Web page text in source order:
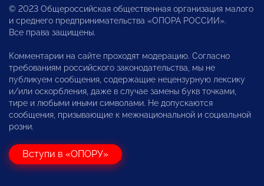
© 2023 Общероссийская общественная организация малого
и среднего предпринимательства «ОПОРА РОССИИ».
Все права защищены.
Комментарии на сайте проходят модерацию. Согласно
требованиям российского законодательства, мы не
публикуем сообщения, содержащие нецензурную лексику
и/или оскорбления, даже в случае замены букв точками,
тире и любыми иными символами. Не допускаются
сообщения, призывающие к межнациональной и социальной
розни.
Вступи в «ОПОРУ»